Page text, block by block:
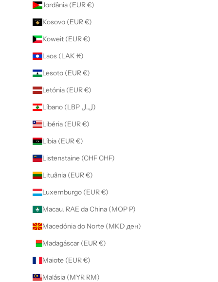
Jordânia (EUR €)
Kosovo (EUR €)
Koweit (EUR €)
Laos (LAK ₭)
Lesoto (EUR €)
Letónia (EUR €)
Líbano (LBP ل.ل)
Libéria (EUR €)
Líbia (EUR €)
Listenstaine (CHF CHF)
Lituânia (EUR €)
Luxemburgo (EUR €)
Macau, RAE da China (MOP P)
Macedónia do Norte (MKD ден)
Madagáscar (EUR €)
Maiote (EUR €)
Malásia (MYR RM)